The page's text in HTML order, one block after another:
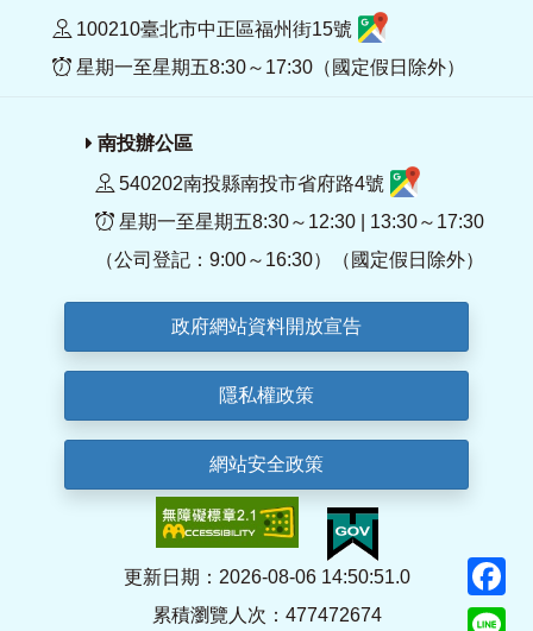
100210臺北市中正區福州街15號
星期一至星期五8:30～17:30（國定假日除外）
南投辦公區
540202南投縣南投市省府路4號
星期一至星期五8:30～12:30 | 13:30～17:30
（公司登記：9:00～16:30）（國定假日除外）
政府網站資料開放宣告
隱私權政策
網站安全政策
更新日期：2026-08-06 14:50:51.0
累積瀏覽人次：477472674